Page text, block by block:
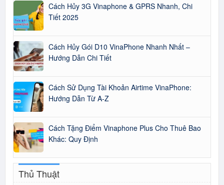
Cách Hủy 3G Vinaphone & GPRS Nhanh, Chi
Tiết 2025
Cách Hủy Gói D10 VinaPhone Nhanh Nhất –
Hướng Dẫn Chi Tiết
Cách Sử Dụng Tài Khoản Airtime VinaPhone:
Hướng Dẫn Từ A-Z
Cách Tặng Điểm Vinaphone Plus Cho Thuê Bao
Khác: Quy Định
Thủ Thuật